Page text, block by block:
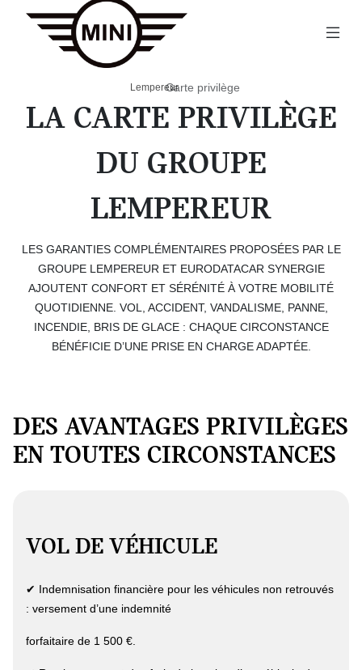
Lempereur
›
Carte privilège
LA CARTE PRIVILÈGE
DU GROUPE
LEMPEREUR
LES GARANTIES COMPLÉMENTAIRES PROPOSÉES PAR LE
GROUPE LEMPEREUR ET EURODATACAR SYNERGIE
AJOUTENT CONFORT ET SÉRÉNITÉ À VOTRE MOBILITÉ
QUOTIDIENNE. VOL, ACCIDENT, VANDALISME, PANNE,
INCENDIE, BRIS DE GLACE : CHAQUE CIRCONSTANCE
BÉNÉFICIE D’UNE PRISE EN CHARGE ADAPTÉE.
DES AVANTAGES PRIVILÈGES
EN TOUTES CIRCONSTANCES
VOL DE VÉHICULE
✔ Indemnisation financière pour les véhicules non retrouvés
: versement d’une indemnité
forfaitaire de 1 500 €.